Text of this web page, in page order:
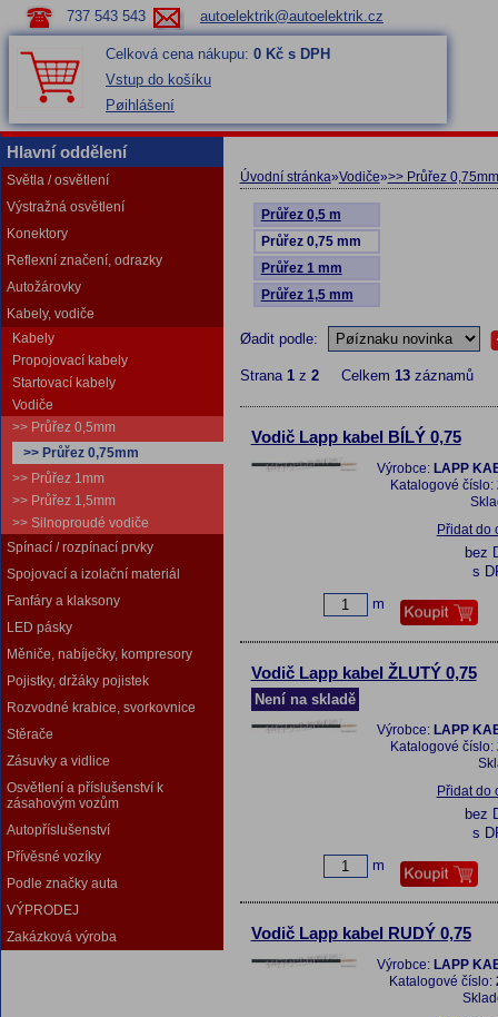
737 543 543 autoelektrik@autoelektrik.cz
Celková cena nákupu: 0 Kč s DPH
Vstup do košíku
Pøihlášení
Hlavní oddělení
Světla / osvětlení
Výstražná osvětlení
Konektory
Reflexní značení, odrazky
Autožárovky
Kabely, vodiče
Kabely
Propojovací kabely
Startovací kabely
Vodiče
>> Průřez 0,5mm
>> Průřez 0,75mm
>> Průřez 1mm
>> Průřez 1,5mm
>> Silnoproudé vodiče
Spínací / rozpínací prvky
Spojovací a izolační materiál
Fanfáry a klaksony
LED pásky
Měniče, nabíječky, kompresory
Pojistky, držáky pojistek
Rozvodné krabice, svorkovnice
Stěrače
Zásuvky a vidlice
Osvětlení a příslušenství k
zásahovým vozům
Autopříslušenství
Přívěsné vozíky
Podle značky auta
VÝPRODEJ
Zakázková výroba
Úvodní stránka»Vodiče»>> Průřez 0,75mm
Průřez 0,5 m
Průřez 0,75 mm
Průřez 1 mm
Průřez 1,5 mm
Øadit podle:
Strana 1z 2Celkem 13záznamů
Vodič Lapp kabel BÍLÝ 0,75
Výrobce: LAPP
Katalogové číslo:
Přidat do
bez
s
m
Vodič Lapp kabel ŽLUTÝ 0,75
Není na skladě
Výrobce: LAPP
Katalogové číslo:
Přidat do
bez
s
m
Vodič Lapp kabel RUDÝ 0,75
Výrobce: LAPP
Katalogové číslo: